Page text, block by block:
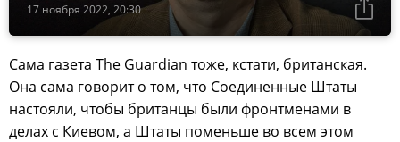
17 ноября 2022, 20:30
Сама газета The Guardian тоже, кстати, британская.
Она сама говорит о том, что Соединенные Штаты
настояли, чтобы британцы были фронтменами в
делах с Киевом, а Штаты поменьше во всем этом